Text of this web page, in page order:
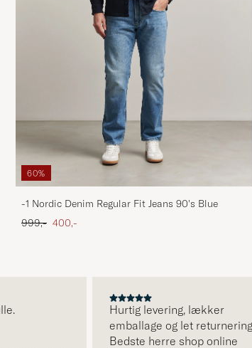
60%
-1 Nordic Denim Regular Fit Jeans 90's Blue
Ordinary pris
999,- Nedsat pris
400,-
Hurtig levering, lækker
emballage og let returnering 👌
Bedste herre shop online